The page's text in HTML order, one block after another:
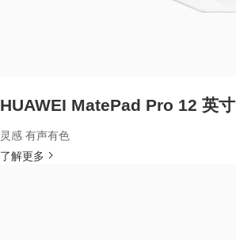
HUAWEI MatePad Pro 12 英寸
灵感 有声有色
了解更多